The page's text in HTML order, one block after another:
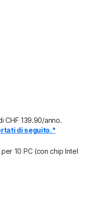
CHF 139.90/anno.
di seguito.*
10 PC (con chip Intel